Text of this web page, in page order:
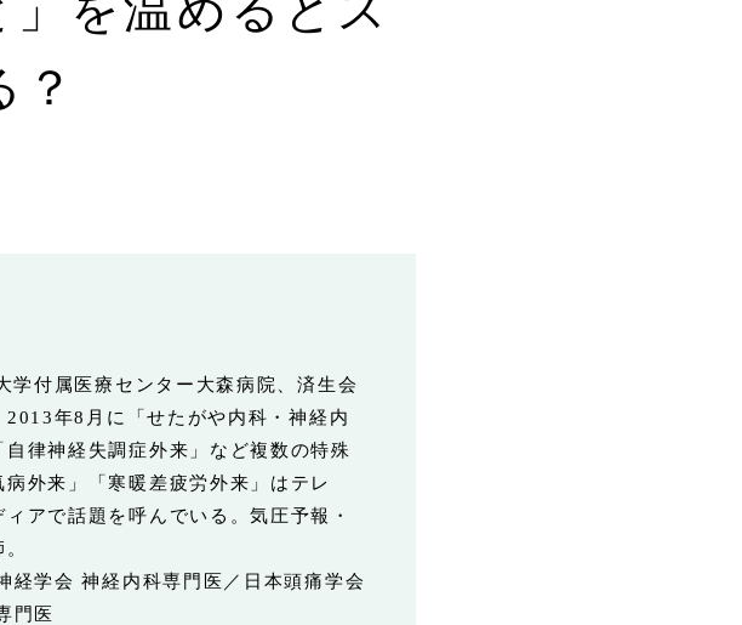
？
学付属医療センター大森病院、済生会
年8月に「せたがや内科・神経内
律神経失調症外来」など複数の特殊
外来」「寒暖差疲労外来」はテレ
アで話題を呼んでいる。気圧予報・
経学会 神経内科専門医／日本頭痛学会
門医